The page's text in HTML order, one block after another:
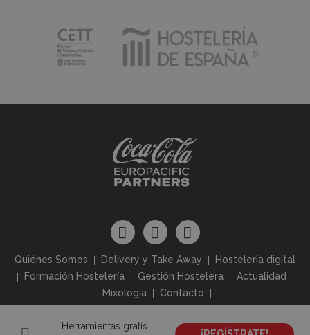
Quiénes Somos Delivery y Take Away
Hostelería digital
Formación Hostelería
Gestión Hostelera
Actualidad
Mixología
Contacto
Aviso Legal Política de Privacidad Política de Cookies
Herramientas gratis